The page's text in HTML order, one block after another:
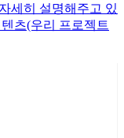
세히 설명해주고 있
츠(우리 프로젝트